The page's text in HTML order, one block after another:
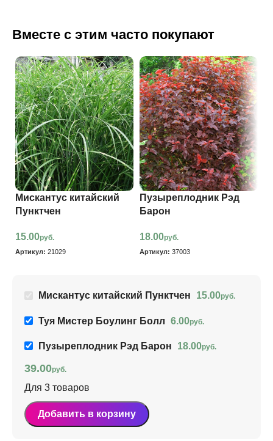
Вместе с этим часто покупают
Мискантус китайский
Пунктчен
15.00руб.
Артикул: 21029
Пузыреплодник Рэд
Барон
18.00руб.
Артикул: 37003
Мискантус китайский Пунктчен 15.00руб.
Туя Мистер Боулинг Болл 6.00руб.
Пузыреплодник Рэд Барон 18.00руб.
39.00руб.
Для 3 товаров
Добавить в корзину